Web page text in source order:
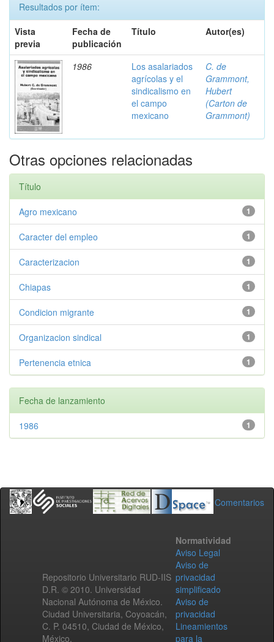
Resultados por ítem:
Vista
previa
Fecha de
publicación
Título Autor(es)
1986
Los asalariados
agrícolas y el
sindicalismo en
el campo
mexicano
C. de
Grammont,
Hubert
(Carton de
Grammont)
Otras opciones relacionadas
Título
1
Agro mexicano
1
Caracter del empleo
1
Caracterizacion
1
Chiapas
1
Condicion migrante
1
Organizacion sindical
1
Pertenencia etnica
Fecha de lanzamiento
1
1986
Comentarios
Repositorio Universitario RUD-IIS
D.R. © 2010. Universidad
Nacional Autónoma de México.
Ciudad Universitaria, Coyoacán,
C. P. 04510, Ciudad de México,
México.
Normatividad
Aviso Legal
Aviso de
privacidad
simplificado
Aviso de
privacidad
Lineamientos
para la